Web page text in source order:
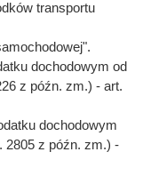
transportu
dochodowym od
z późn. zm.) - art.
dochodowym
2805 z późn. zm.) -